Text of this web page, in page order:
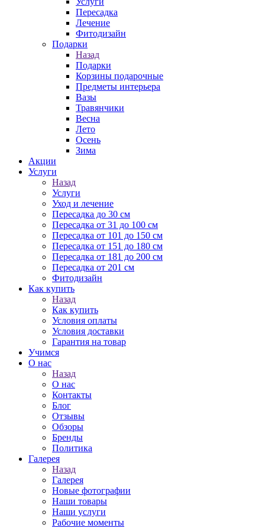
Пересадка
Лечение
Фитодизайн
Подарки
Назад
Подарки
Корзины подарочные
Предметы интерьера
Вазы
Травянчики
Весна
Лето
Осень
Зима
Акции
Услуги
Назад
Услуги
Уход и лечение
Пересадка до 30 см
Пересадка от 31 до 100 см
Пересадка от 101 до 150 см
Пересадка от 151 до 180 см
Пересадка от 181 до 200 см
Пересадка от 201 см
Фитодизайн
Как купить
Назад
Как купить
Условия оплаты
Условия доставки
Гарантия на товар
Учимся
О нас
Назад
О нас
Контакты
Блог
Отзывы
Обзоры
Бренды
Политика
Галерея
Назад
Галерея
Новые фотографии
Наши товары
Наши услуги
Рабочие моменты